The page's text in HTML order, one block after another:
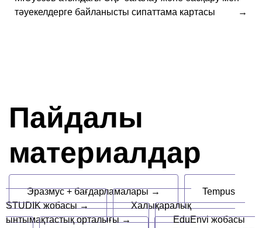
тәуекелдерге байланысты сипаттама картасы
Пайдалы
материалдар
Эразмус + бағдарламалары →
Tempus
STUDIK жобасы →
Халықаралық
ынтымақтастық орталығы →
EduEnvi жобасы